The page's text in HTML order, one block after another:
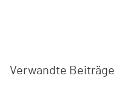
Verwandte Beiträge